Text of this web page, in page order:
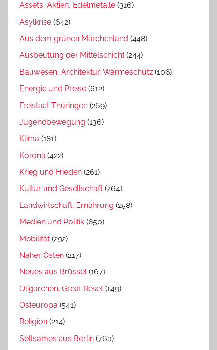
Assets, Aktien, Edelmetalle (316)
Asylkrise (642)
Aus dem grünen Märchenland (448)
Ausbeutung der Mittelschicht (244)
Bauwesen, Architektur, Wärmeschutz (106)
Energie und Preise (612)
Freistaat Thüringen (269)
Jugendbewegung (136)
Klima (181)
Kórona (422)
Krieg und Frieden (261)
Kultur und Gesellschaft (764)
Landwirtschaft, Ernährung (258)
Medien und Politik (650)
Mobilität (292)
Naher Osten (217)
Neues aus Brüssel(167)
Oligarchen, Great Reset (149)
Osteuropa (541)
Religion (214)
Seltsames aus Berlin (760)